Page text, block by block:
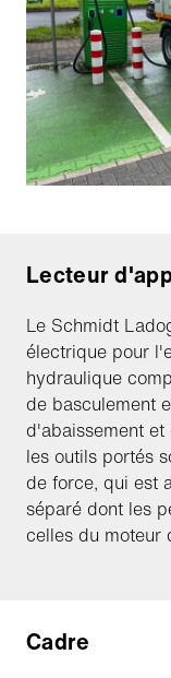
Lecteur
Le Schmidt
électrique pour
hydraulique
de basculement
d'abaissement
les outils portés
de force, qui est
séparé dont les
celles du moteur
Cadre